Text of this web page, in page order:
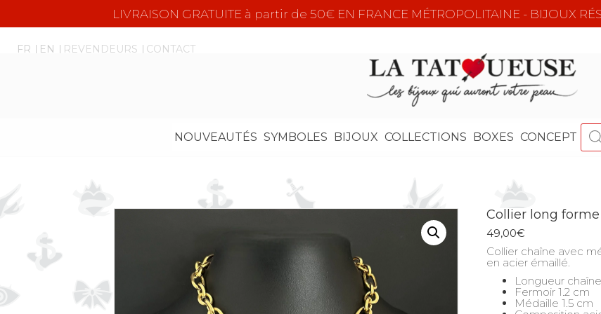
LIVRAISON GRATUITE à partir de 50€ EN FRANCE MÉTROPOLITAINE - BIJOUX
FR EN REVENDEURS CONTACT
NOUVEAUTÉS SYMBOLES BIJOUX COLLECTIONS BOXES CONCEPT
DE
Collier long forme
49,00€
Collier chaîne avec
en acier émaillé.
Longueur
Fermoir 1.2 cm
Médaille 1.5 cm